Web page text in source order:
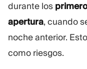
durante los
apertura, cuando
noche anterior.
como riesgos.